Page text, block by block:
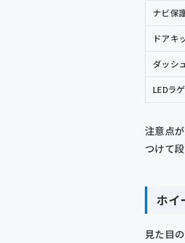
ナビ保
ドアキ
ダッシ
LEDラ
注意点
つけて
ホイ
見た目